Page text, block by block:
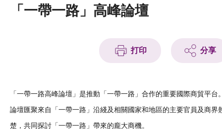
科技分享
會籍
「一帶一路」高峰論壇
打印 分享
「一帶一路高峰論壇」是推動「一帶一路」合作的重要國際商貿平台
論壇匯聚來自「一帶一路」沿綫及相關國家和地區的主要官員及商界
楚，共同探討「一帶一路」帶來的龐大商機。